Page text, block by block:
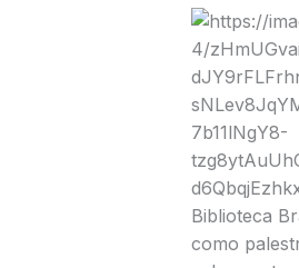
Biblioteca
como